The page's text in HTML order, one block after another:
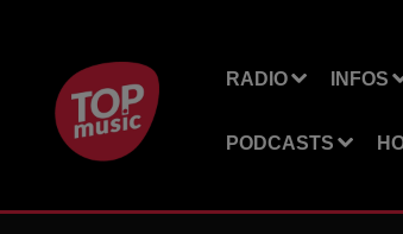
RADIO INFOS
PODCASTS